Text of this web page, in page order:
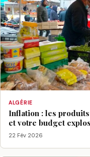
ALGÉRIE
Inflation : les
et votre budget
22 Fév 2026